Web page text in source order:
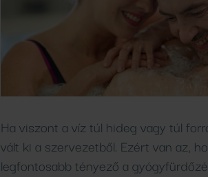
Ha viszont a víz túl hideg vagy túl
vált ki a szervezetből. Ezért van az,
legfontosabb tényező a